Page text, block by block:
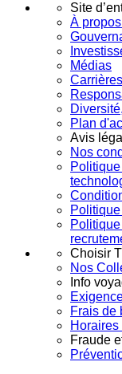
Site
À
Médias
Carrières
Plan
Avis légal
Nos
Choisir
Nos
Info
Frais de
Fraude